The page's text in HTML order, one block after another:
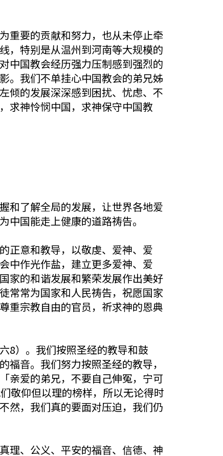
重要的贡献和努力，也从未停止牵
，特别是从温州到河南等大规模的
中国教会经历强力压制感到强烈的
。我们不单挂心中国教会的弟兄姊
倾的发展深深感到困扰、忧虑、不
求神怜悯中国，求神保守中国教
和了解全局的发展，让世界各地爱
国能走上健康的道路祷告。
正意和教导，以敬虔、爱神、爱
中作光作盐，建立更多爱神、爱
家的和谐发展和繁荣发展作出美好
常常为国家和人民祷告，祝愿国家
重宗教自由的官员，祈求神的恩典
8）。我们按照圣经的教导和鼓
音。我们努力按照圣经的教导，
亲爱的弟兄，不要自己伸冤，宁可
敬仰但以理的榜样，所以无论得时
然，我们真的要面对压迫，我们仍
理、公义、平安的福音、信德、神